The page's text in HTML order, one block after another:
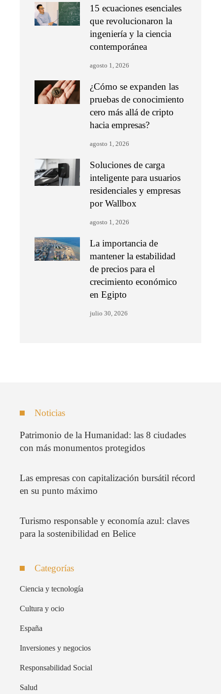
15 ecuaciones esenciales
que revolucionaron la
ingeniería y la ciencia
contemporánea
agosto 1, 2026
¿Cómo se expanden las
pruebas de conocimiento
cero más allá de cripto
hacia empresas?
agosto 1, 2026
Soluciones de carga
inteligente para usuarios
residenciales y empresas
por Wallbox
agosto 1, 2026
La importancia de
mantener la estabilidad
de precios para el
crecimiento económico
en Egipto
julio 30, 2026
Noticias
Patrimonio de la Humanidad: las 8 ciudades
con más monumentos protegidos
Las empresas con capitalización bursátil récord
en su punto máximo
Turismo responsable y economía azul: claves
para la sostenibilidad en Belice
Categorías
Ciencia y tecnología
Cultura y ocio
España
Inversiones y negocios
Responsabilidad Social
Salud